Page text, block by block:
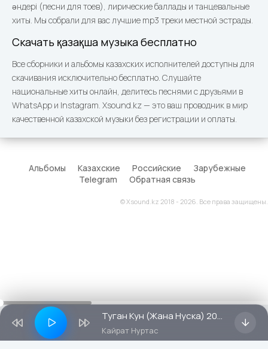
әндері (песни для тоев), лирические баллады и танцевальные
хиты. Мы собрали для вас лучшие mp3 треки местной эстрады.
Скачать қазақша музыка бесплатно
Все сборники и альбомы казахских исполнителей доступны для
скачивания исключительно бесплатно. Слушайте
национальные хиты онлайн, делитесь песнями с друзьями в
WhatsApp и Instagram. Xsound.kz — это ваш проводник в мир
качественной казахской музыки без регистрации и оплаты.
Альбомы Казахские Российские
Зарубежные
Telegram
Обратная связь
© Xsound.kz 2018 - 2026. Все права защищены.
Туган Кун (Жана Нуска) 2016
Кайрат Нуртас